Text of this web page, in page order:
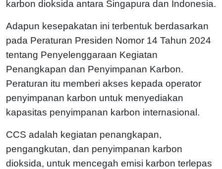
karbon dioksida antara Singapura dan Indonesia.
Adapun kesepakatan ini terbentuk berdasarkan
pada Peraturan Presiden Nomor 14 Tahun 2024
tentang Penyelenggaraan Kegiatan
Penangkapan dan Penyimpanan Karbon.
Peraturan itu memberi akses kepada operator
penyimpanan karbon untuk menyediakan
kapasitas penyimpanan karbon internasional.
CCS adalah kegiatan penangkapan,
pengangkutan, dan penyimpanan karbon
dioksida, untuk mencegah emisi karbon terlepas